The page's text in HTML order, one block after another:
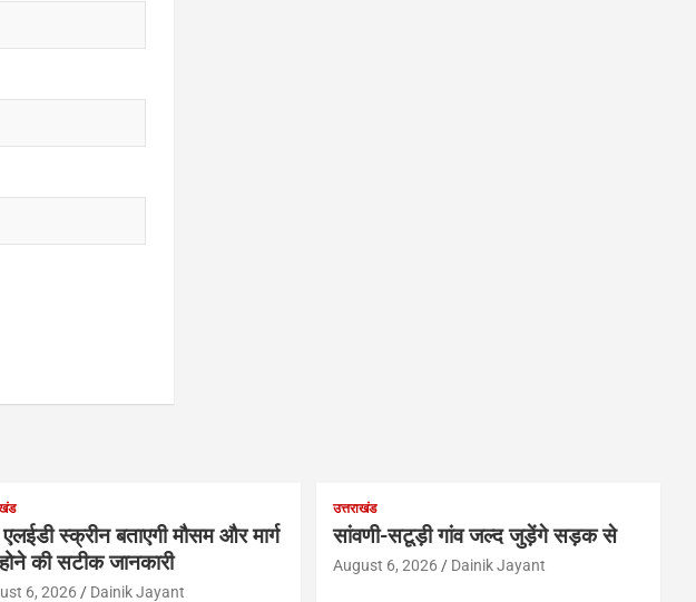
स्क्रीन बताएगी मौसम और मार्ग
की सटीक जानकारी
6, 2026 Dainik Jayant
उत्तराखंड
सांवणी-सटूड़ी गांव जल्द जुड़ेंगे सड़क से
August 6, 2026 Dainik Jayant